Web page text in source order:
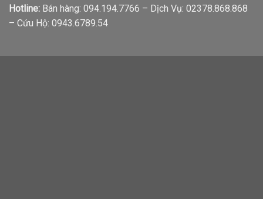
Hotline: Bán hàng: 094.194.7766 – Dịch Vụ: 02378.868.868
– Cứu Hộ: 0943.6789.54